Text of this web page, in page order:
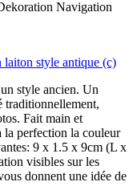
laiton style antique (c)
style ancien. Un
traditionnellement,
Fait main et
la perfection la couleur
9 x 1.5 x 9cm (L x
visibles sur les
donnent une idée de